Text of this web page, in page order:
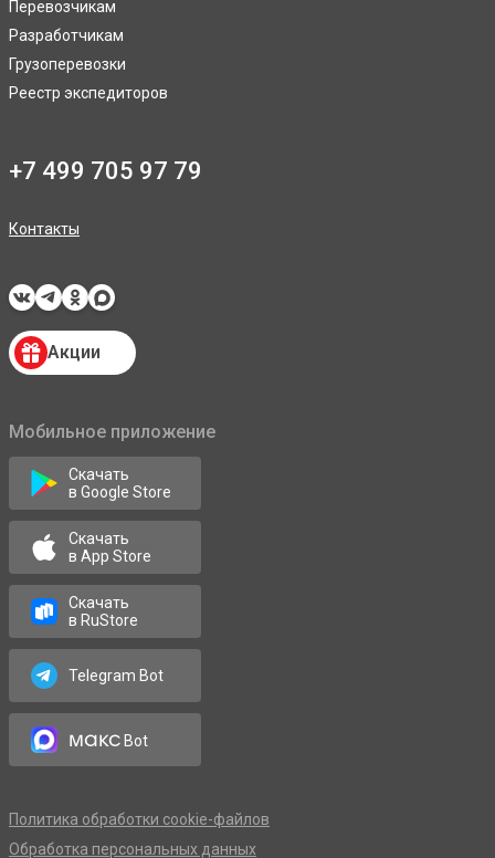
Перевозчикам
Разработчикам
Грузоперевозки
Реестр экспедиторов
+7 499 705 97 79
Контакты
Акции
Мобильное приложение
Скачать
в Google Store
Скачать
в App Store
Скачать
в RuStore
Telegram Bot
максBot
Политика обработки cookie-файлов
Обработка персональных данных